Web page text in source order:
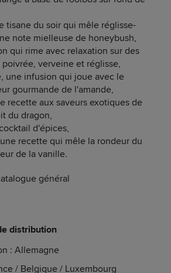
tisane du soir qui mêle réglisse-
note mielleuse de honeybush,
qui rime avec relaxation sur des
verveine et réglisse,
une infusion qui joue avec le
gourmande de l'amande,
recette aux saveurs exotiques de
du dragon,
d'épices,
recette qui mêle la rondeur du
de la vanille.
général
distribution
: Allemagne
/ Belgique / Luxembourg